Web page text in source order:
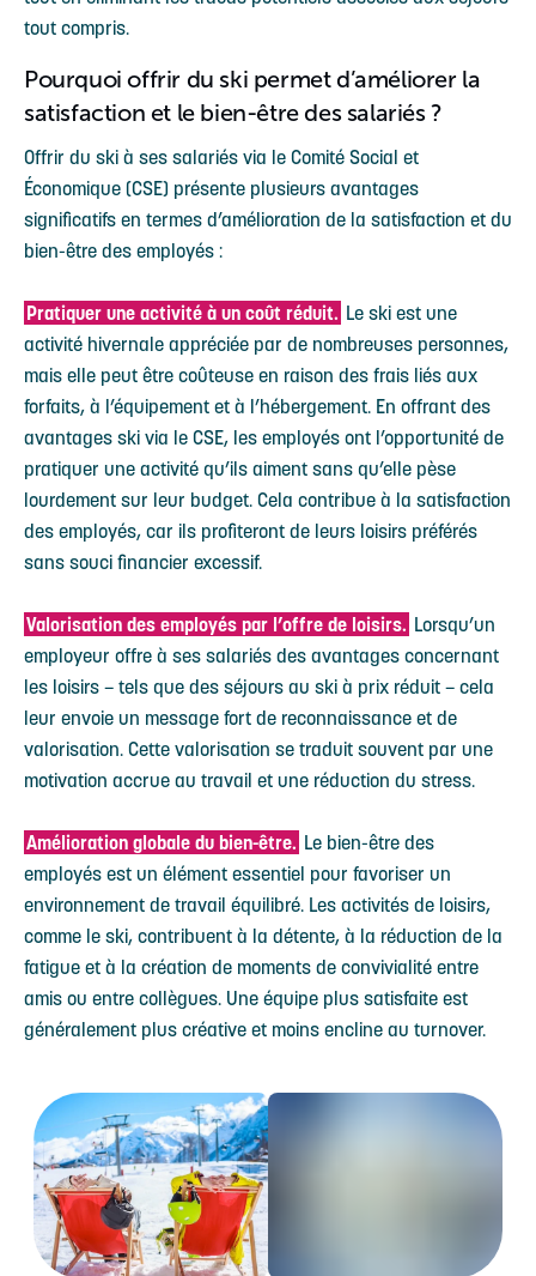
tout compris.
Pourquoi offrir du ski permet d’améliorer la
satisfaction et le bien-être des salariés ?
Offrir du ski à ses salariés via le Comité Social et
Économique (CSE) présente plusieurs avantages
significatifs en termes d’amélioration de la satisfaction et du
bien-être des employés :
Pratiquer une activité à un coût réduit. Le ski est une
activité hivernale appréciée par de nombreuses personnes,
mais elle peut être coûteuse en raison des frais liés aux
forfaits, à l’équipement et à l’hébergement. En offrant des
avantages ski via le CSE, les employés ont l’opportunité de
pratiquer une activité qu’ils aiment sans qu’elle pèse
lourdement sur leur budget. Cela contribue à la satisfaction
des employés, car ils profiteront de leurs loisirs préférés
sans souci financier excessif.
Valorisation des employés par l’offre de loisirs. Lorsqu’un
employeur offre à ses salariés des avantages concernant
les loisirs – tels que des séjours au ski à prix réduit – cela
leur envoie un message fort de reconnaissance et de
valorisation. Cette valorisation se traduit souvent par une
motivation accrue au travail et une réduction du stress.
Amélioration globale du bien-être. Le bien-être des
employés est un élément essentiel pour favoriser un
environnement de travail équilibré. Les activités de loisirs,
comme le ski, contribuent à la détente, à la réduction de la
fatigue et à la création de moments de convivialité entre
amis ou entre collègues. Une équipe plus satisfaite est
généralement plus créative et moins encline au turnover.